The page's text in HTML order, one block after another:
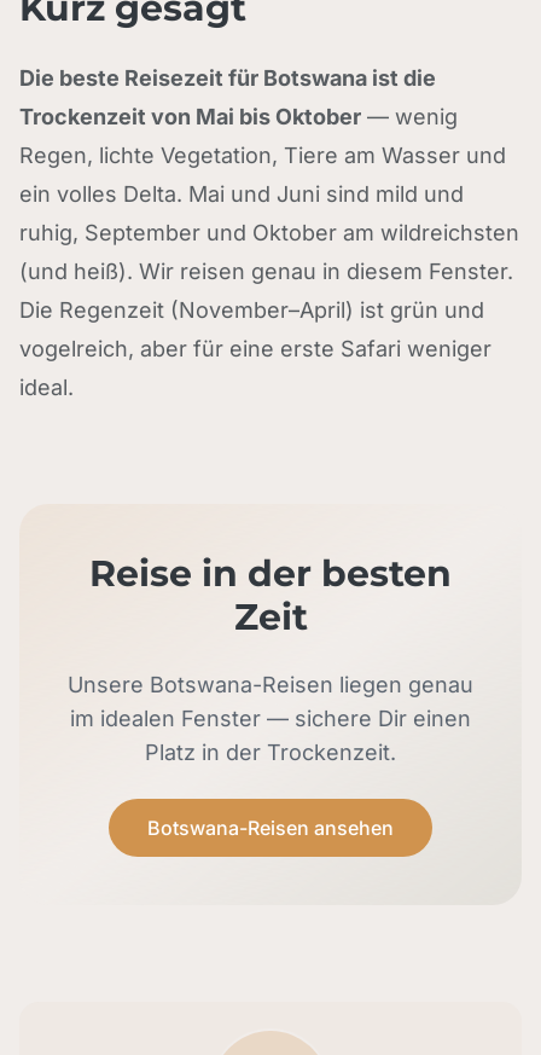
Die beste Reisezeit für Botswana ist die
Trockenzeit von Mai bis Oktober — wenig
Regen, lichte Vegetation, Tiere am Wasser und
ein volles Delta. Mai und Juni sind mild und
ruhig, September und Oktober am wildreichsten
(und heiß). Wir reisen genau in diesem Fenster.
Die Regenzeit (November–April) ist grün und
vogelreich, aber für eine erste Safari weniger
ideal.
Reise in der besten
Zeit
Unsere Botswana-Reisen liegen genau
im idealen Fenster — sichere Dir einen
Platz in der Trockenzeit.
Botswana-Reisen ansehen